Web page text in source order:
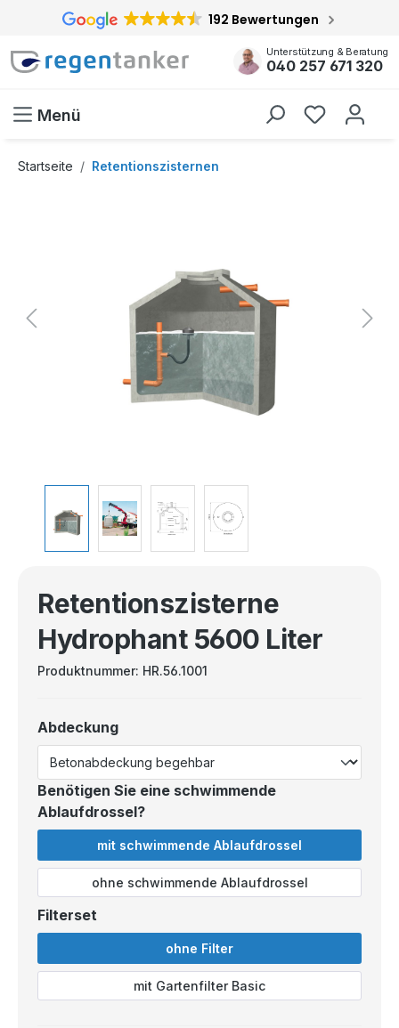
springen 192 Bewertungen
Unterstützung & Beratung
040 257 671 320
Menü
Startseite Retentionszisternen
Retentionszisterne
Hydrophant 5600 Liter
Produktnummer: HR.56.1001
Abdeckung
Benötigen Sie eine schwimmende
Ablaufdrossel?
mit schwimmende Ablaufdrossel
ohne schwimmende Ablaufdrossel
Filterset
ohne Filter
mit Gartenfilter Basic